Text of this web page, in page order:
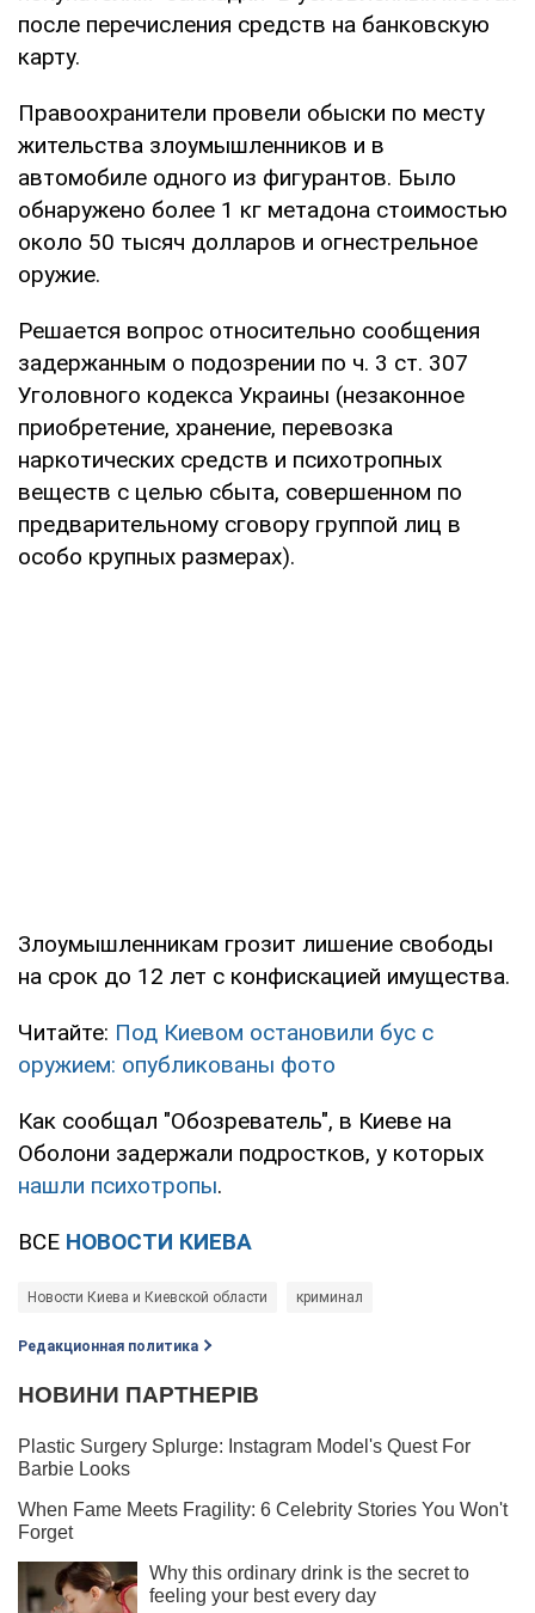
после перечисления средств на банковскую
карту.
Правоохранители провели обыски по месту
жительства злоумышленников и в
автомобиле одного из фигурантов. Было
обнаружено более 1 кг метадона стоимостью
около 50 тысяч долларов и огнестрельное
оружие.
Решается вопрос относительно сообщения
задержанным о подозрении по ч. 3 ст. 307
Уголовного кодекса Украины (незаконное
приобретение, хранение, перевозка
наркотических средств и психотропных
веществ с целью сбыта, совершенном по
предварительному сговору группой лиц в
особо крупных размерах).
Злоумышленникам грозит лишение свободы
на срок до 12 лет с конфискацией имущества.
Читайте: Под Киевом остановили бус с
оружием: опубликованы фото
Как сообщал "Обозреватель", в Киеве на
Оболони задержали подростков, у которых
нашли психотропы.
ВСЕ НОВОСТИ КИЕВА
Новости Киева и Киевской области криминал
Редакционная политика